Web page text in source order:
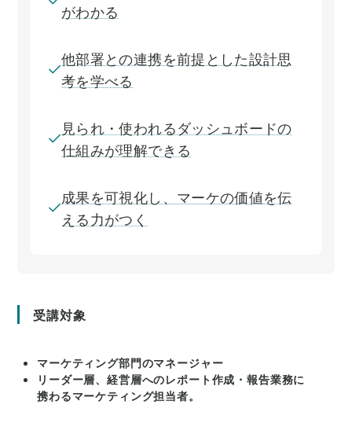
がわかる
他部署との連携を前提とした設計思
考を学べる
見られ・使われるダッシュボードの
仕組みが理解できる
成果を可視化し、マーケの価値を伝
える力がつく
受講対象
マーケティング部門のマネージャー
リーダー層、経営層へのレポート作成・報告業務に
携わるマーケティング担当者。